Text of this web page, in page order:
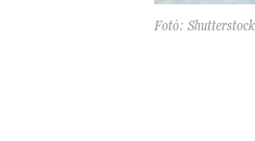
Fotó: Shutterstock